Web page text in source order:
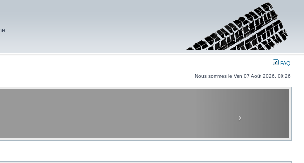
FAQ
Nous sommes le Ven 07 Août 2026, 00:26